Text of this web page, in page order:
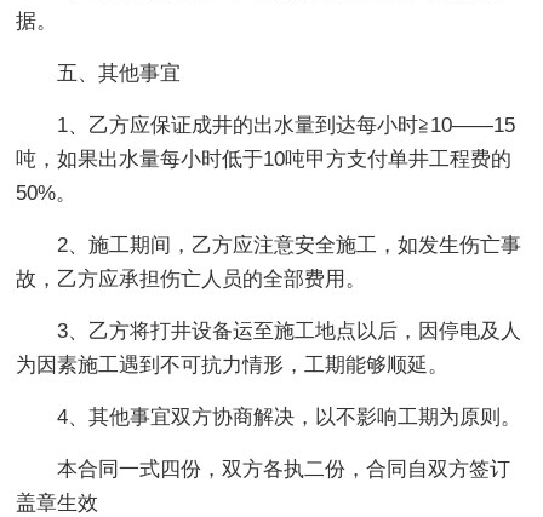
据。
五、其他事宜
1、乙方应保证成井的出水量到达每小时≧10——15
吨，如果出水量每小时低于10吨甲方支付单井工程费的
50%。
2、施工期间，乙方应注意安全施工，如发生伤亡事
故，乙方应承担伤亡人员的全部费用。
3、乙方将打井设备运至施工地点以后，因停电及人
为因素施工遇到不可抗力情形，工期能够顺延。
4、其他事宜双方协商解决，以不影响工期为原则。
本合同一式四份，双方各执二份，合同自双方签订
盖章生效